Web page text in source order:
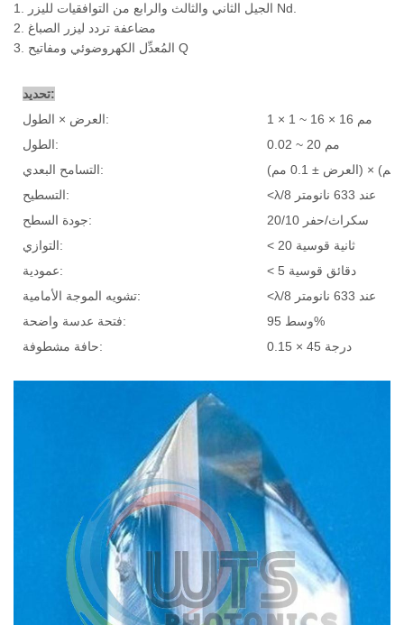
1. الجيل الثاني والثالث والرابع من التوافقيات لليزر Nd.
2. مضاعفة تردد ليزر الصباغ
3. المُعدِّل الكهروضوئي ومفاتيح Q
تحديد:
العرض × الطول:
1 × 1 ~ 16 × 16 مم
الطول:
0.02 ~ 20 مم
التسامح البعدي:
التسطيح:
<λ/8 عند 633 نانومتر
جودة السطح:
20/10 سكراث/حفر
التوازي:
< 20 ثانية قوسية
عمودية:
< 5 دقائق قوسية
تشويه الموجة الأمامية:
<λ/8 عند 633 نانومتر
فتحة عدسة واضحة:
وسط 95%
حافة مشطوفة:
0.15 × 45 درجة